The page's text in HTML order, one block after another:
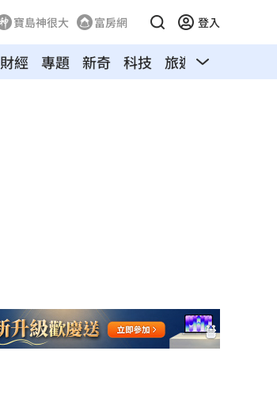
寶島神很大 富房網 登入
財經 專題 新奇 科技 旅遊 汽車